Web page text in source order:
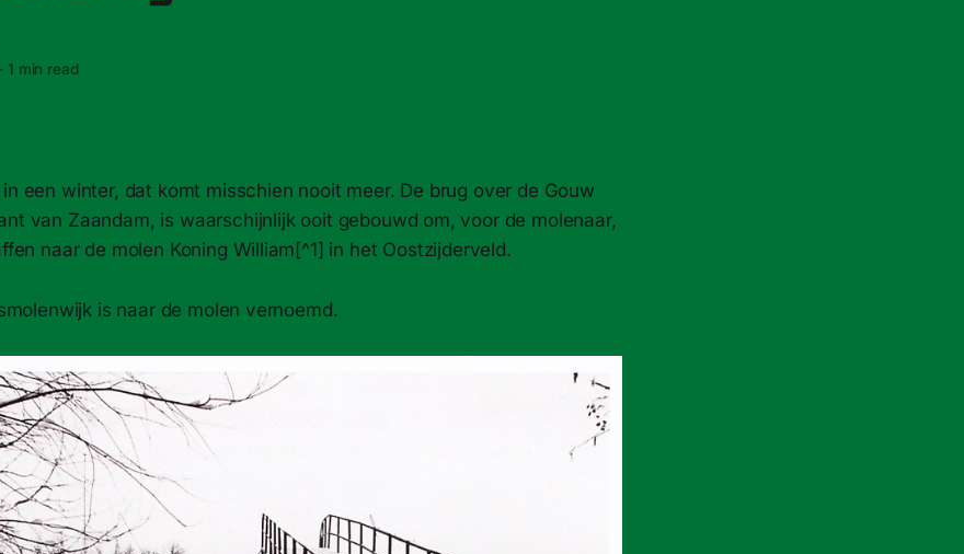
1 min read
in een winter, dat komt misschien nooit meer. De brug over de Gouw
van Zaandam, is waarschijnlijk ooit gebouwd om, voor de molenaar,
naar de molen Koning William[^1] in het Oostzijderveld.
is naar de molen vernoemd.